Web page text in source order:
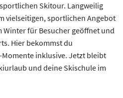
Skitour. Langweilig
vielseitigen, sportlichen Angebot
Winter für Besucher geöffnet und
Hier bekommst du
inklusive. Jetzt bleibt
und deine Skischule im